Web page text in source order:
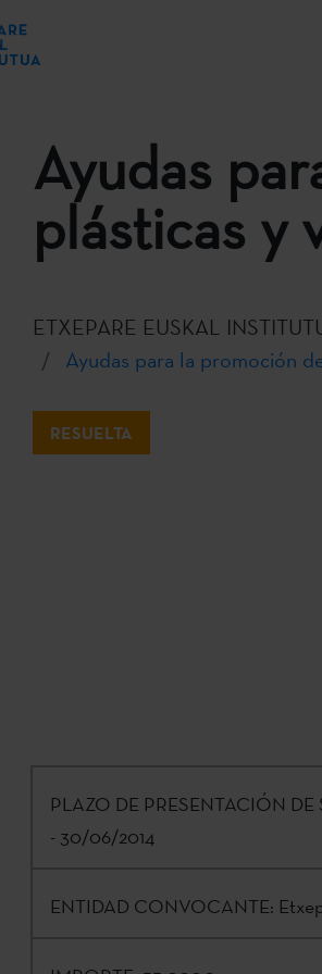
Ayudas
plásticas y
ETXEPARE EUSKAL
Ayudas para la promoción
RESUELTA
PLAZO DE PRESENTACIÓN DE
- 30/06/2014
ENTIDAD CONVOCANTE: